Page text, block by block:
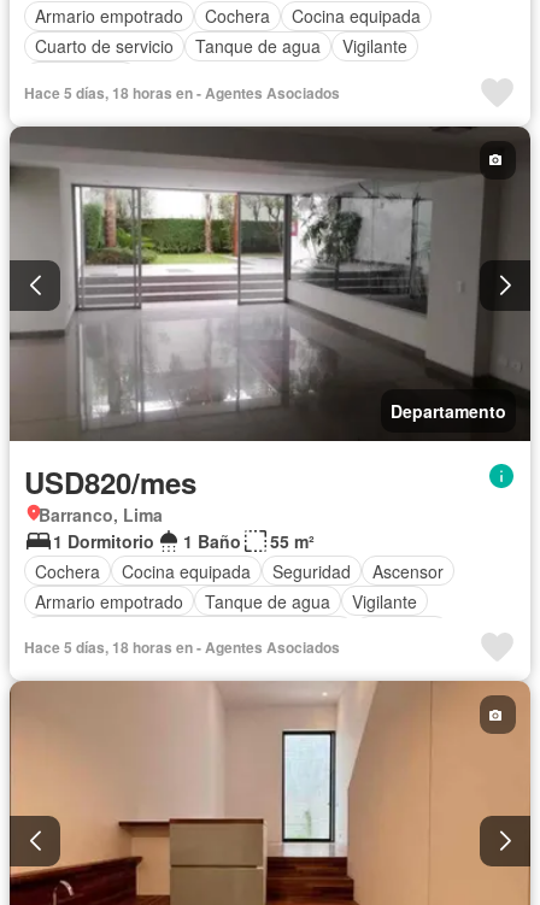
Armario empotrado
Cochera
Cocina equipada
Cuarto de servicio
Tanque de agua
Vigilante
Hace 5 días, 18 horas en - Agentes Asociados
Departamento
USD820/mes
Barranco, Lima
1 Dormitorio
1 Baño
55 m²
Cochera
Cocina equipada Seguridad
Ascensor
Armario empotrado
Tanque de agua
Vigilante
Completamente amoblado
Hace 5 días, 18 horas en - Agentes Asociados